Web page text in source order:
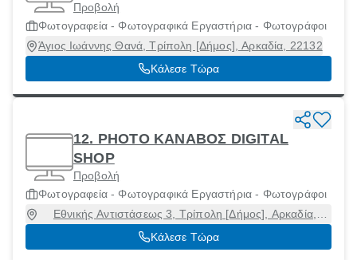
Προβολή
Φωτογραφεία - Φωτογραφικά Εργαστήρια - Φωτογράφοι
Άγιος Ιωάννης Θανά, Τρίπολη [Δήμος], Αρκαδία, 22132
Κάλεσε Τώρα
12. PHOTO ΚΑΝΑΒΟΣ DIGITAL
SHOP
Προβολή
Φωτογραφεία - Φωτογραφικά Εργαστήρια - Φωτογράφοι
Εθνικής Αντιστάσεως 3, Τρίπολη [Δήμος], Αρκαδία,
22131
Κάλεσε Τώρα